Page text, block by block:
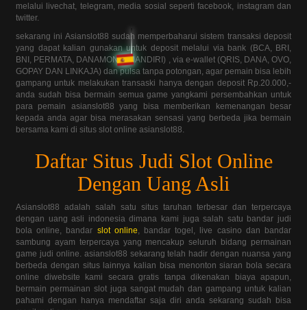
melalui livechat, telegram, media sosial seperti facebook, instagram dan
twitter.
sekarang ini Asianslot88 sudah memperbaharui sistem transaksi deposit
yang dapat kalian gunakan untuk deposit melalui via bank (BCA, BRI,
BNI, PERMATA, DANAMON & MANDIRI) , via e-wallet (QRIS, DANA, OVO,
GOPAY DAN LINKAJA) dan pulsa tanpa potongan, agar pemain bisa lebih
gampang untuk melakukan transaski hanya dengan deposit Rp.20.000,-
anda sudah bisa bermain semua game yangkami persembahkan untuk
para pemain asianslot88 yang bisa memberikan kemenangan besar
kepada anda agar bisa merasakan sensasi yang berbeda jika bermain
bersama kami di situs slot online asianslot88.
Daftar Situs Judi Slot Online
Dengan Uang Asli
Asianslot88 adalah salah satu situs taruhan terbesar dan terpercaya
dengan uang asli indonesia dimana kami juga salah satu bandar judi
bola online, bandar slot online, bandar togel, live casino dan bandar
sambung ayam terpercaya yang mencakup seluruh bidang permainan
game judi online. asianslot88 sekarang telah hadir dengan nuansa yang
berbeda dengan situs lainnya kalian bisa menonton siaran bola secara
online diwebsite kami secara gratis tanpa dikenakan biaya apapun,
bermain permainan slot juga sangat mudah dan gampang untuk kalian
pahami dengan hanya mendaftar saja diri anda sekarang sudah bisa